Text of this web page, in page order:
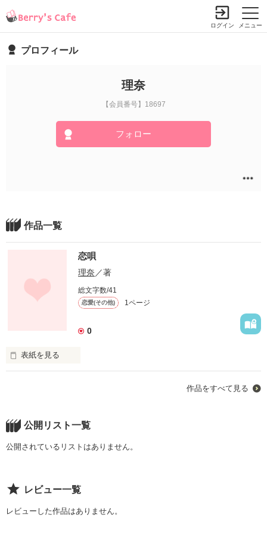
メニュー
ログイン
プロフィール
理奈
【会員番号】18697
フォロー
作品一覧
恋唄
理奈 ／著
総文字数/41
恋愛(その他) 1ページ
0
表紙を見る
初めての恋をした。
忘れもしない。
作品をすべて見る
公開リスト一覧
公開されているリストはありません。
レビュー一覧
レビューした作品はありません。